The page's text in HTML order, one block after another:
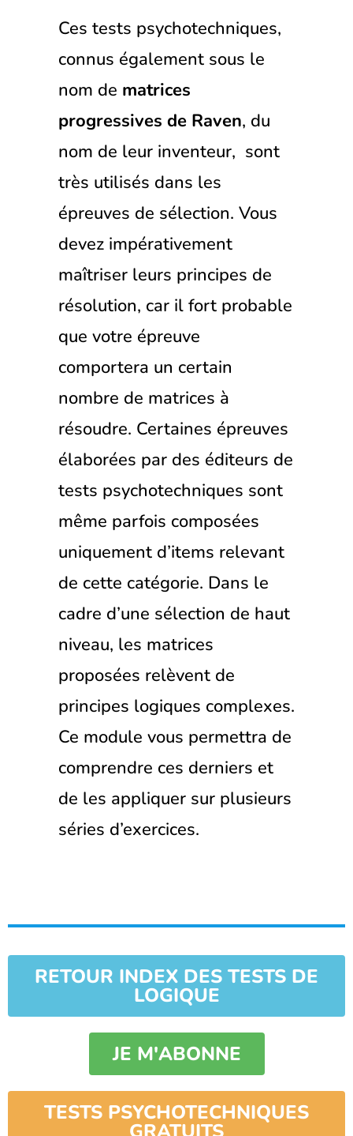
Ces tests psychotechniques,
connus également sous le
nom de matrices
progressives de Raven, du
nom de leur inventeur, sont
très utilisés dans les
épreuves de sélection. Vous
devez impérativement
maîtriser leurs principes de
résolution, car il fort probable
que votre épreuve
comportera un certain
nombre de matrices à
résoudre. Certaines épreuves
élaborées par des éditeurs de
tests psychotechniques sont
même parfois composées
uniquement d’items relevant
de cette catégorie. Dans le
cadre d’une sélection de haut
niveau, les matrices
proposées relèvent de
principes logiques complexes.
Ce module vous permettra de
comprendre ces derniers et
de les appliquer sur plusieurs
séries d’exercices.
RETOUR INDEX DES TESTS DE
LOGIQUE
JE M'ABONNE
TESTS PSYCHOTECHNIQUES